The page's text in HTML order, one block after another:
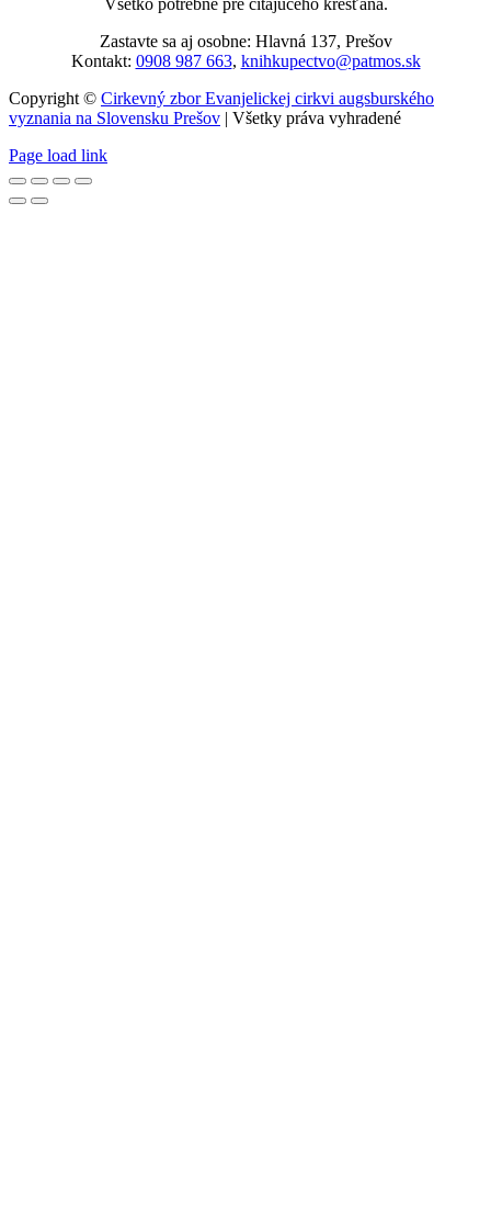
Zastavte sa aj osobne: Hlavná 137, Prešov
Kontakt: 0908 987 663, knihkupectvo@patmos.sk
Copyright © Cirkevný zbor Evanjelickej cirkvi augsburského
vyznania na Slovensku Prešov | Všetky práva vyhradené
Page load link